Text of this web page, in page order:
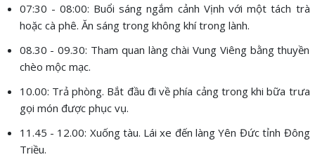
07:30 - 08:00: Buổi sáng ngắm cảnh Vịnh với một tách trà
hoặc cà phê. Ăn sáng trong không khí trong lành.
08.30 - 09.30: Tham quan làng chài Vung Viêng bằng thuyền
chèo mộc mạc.
10.00: Trả phòng. Bắt đầu đi về phía cảng trong khi bữa trưa
gọi món được phục vụ.
11.45 - 12.00: Xuống tàu. Lái xe đến làng Yên Đức tỉnh Đông
Triều.